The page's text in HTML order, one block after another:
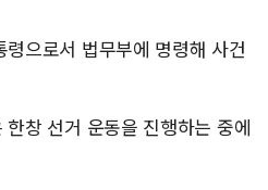
으로서 법무부에 명령해 사건
창 선거 운동을 진행하는 중에